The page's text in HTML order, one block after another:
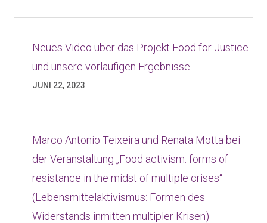
Neues Video über das Projekt Food for Justice
und unsere vorläufigen Ergebnisse
JUNI 22, 2023
Marco Antonio Teixeira und Renata Motta bei
der Veranstaltung „Food activism: forms of
resistance in the midst of multiple crises“
(Lebensmittelaktivismus: Formen des
Widerstands inmitten multipler Krisen)